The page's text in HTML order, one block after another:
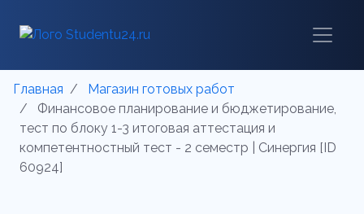
Главная
Магазин готовых работ
Финансовое планирование и бюджетирование,
тест по блоку 1-3 итоговая аттестация и
компетентностный тест - 2 семестр | Синергия [ID
60924]